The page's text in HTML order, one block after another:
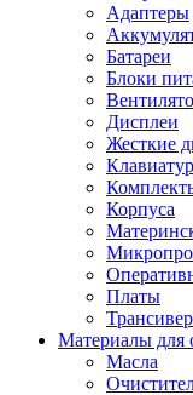
Адаптеры
Батареи
Блоки
Дисплеи
Жесткие
Корпуса
Платы
Материалы для
Масла